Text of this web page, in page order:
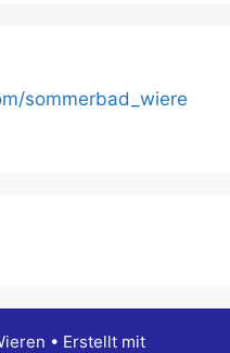
sommerbad_wiere
• Erstellt mit